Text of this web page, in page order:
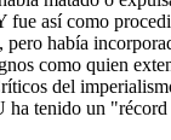
fue así como
había
como quien
del
tenido un